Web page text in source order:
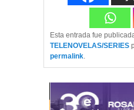
Esta entrada fue
TELENOVELAS/SERIES
permalink.